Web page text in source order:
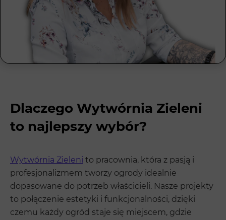
Dlaczego Wytwórnia Zieleni
to najlepszy wybór?
Wytwórnia Zieleni to pracownia, która z pasją i
profesjonalizmem tworzy ogrody idealnie
dopasowane do potrzeb właścicieli. Nasze projekty
to połączenie estetyki i funkcjonalności, dzięki
czemu każdy ogród staje się miejscem, gdzie